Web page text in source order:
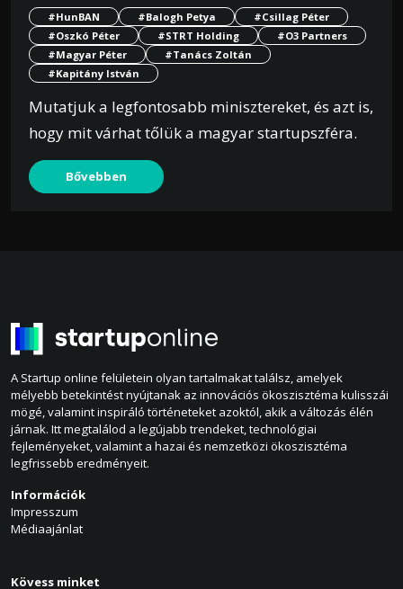
#HunBAN #Balogh Petya
#Csillag Péter
#Oszkó Péter
#STRT Holding
#O3 Partners
#Magyar Péter
#Tanács Zoltán
#Kapitány István
Mutatjuk a legfontosabb minisztereket, és azt is,
hogy mit várhat tőlük a magyar startupszféra.
Bővebben
A Startup online felületein olyan tartalmakat találsz, amelyek
mélyebb betekintést nyújtanak az innovációs ökoszisztéma kulisszái
mögé, valamint inspiráló történeteket azoktól, akik a változás élén
járnak. Itt megtalálod a legújabb trendeket, technológiai
fejleményeket, valamint a hazai és nemzetközi ökoszisztéma
legfrissebb eredményeit.
Információk
Impresszum
Médiaajánlat
Kövess minket